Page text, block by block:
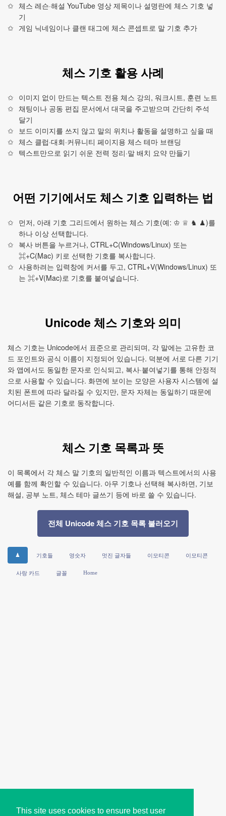
This site uses cookies to ensure best user
체스 레슨·해설 YouTube 영상 제목이나 설명란에 체스 기호 넣
기
게임 닉네임이나 클랜 태그에 체스 콘셉트로 말 기호 추가
체스 기호 활용 사례
이미지 없이 만드는 텍스트 전용 체스 강의, 워크시트, 훈련 노트
채팅이나 공동 편집 문서에서 대국을 주고받으며 간단히 주석
달기
보드 이미지를 쓰지 않고 말의 위치나 활동을 설명하고 싶을 때
체스 클럽·대회·커뮤니티 페이지용 체스 테마 브랜딩
텍스트만으로 읽기 쉬운 전력 정리·말 배치 요약 만들기
어떤 기기에서도 체스 기호 입력하는 법
먼저, 아래 기호 그리드에서 원하는 체스 기호(예: ♔ ♕ ♞ ♟)를
하나 이상 선택합니다.
복사 버튼을 누르거나, CTRL+C(Windows/Linux) 또는
⌘+C(Mac) 키로 선택한 기호를 복사합니다.
사용하려는 입력창에 커서를 두고, CTRL+V(Windows/Linux) 또
는 ⌘+V(Mac)로 기호를 붙여넣습니다.
Unicode 체스 기호와 의미
체스 기호는 Unicode에서 표준으로 관리되며, 각 말에는 고유한 코
드 포인트와 공식 이름이 지정되어 있습니다. 덕분에 서로 다른 기기
와 앱에서도 동일한 문자로 인식되고, 복사·붙여넣기를 통해 안정적
으로 사용할 수 있습니다. 화면에 보이는 모양은 사용자 시스템에 설
치된 폰트에 따라 달라질 수 있지만, 문자 자체는 동일하기 때문에
어디서든 같은 기호로 동작합니다.
체스 기호 목록과 뜻
이 목록에서 각 체스 말 기호의 일반적인 이름과 텍스트에서의 사용
예를 함께 확인할 수 있습니다. 아무 기호나 선택해 복사하면, 기보
해설, 공부 노트, 체스 테마 글쓰기 등에 바로 쓸 수 있습니다.
전체 Unicode 체스 기호 목록 불러오기
♟ 기호들 영숫자 멋진 글자들 이모티콘 이모티콘
사랑 카드 글꼴 Home